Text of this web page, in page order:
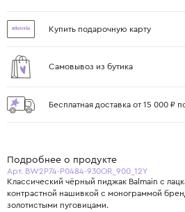
Купить подарочную карту
Самовывоз из бутика
Бесплатная доставка от 15 000 ₽
Подробнее о продукте
Арт. BW2P74-P0484-930OR_900_12Y
Классический чёрный пиджак Balmain с
контрастной нашивкой с монограммой
золотистыми пуговицами.